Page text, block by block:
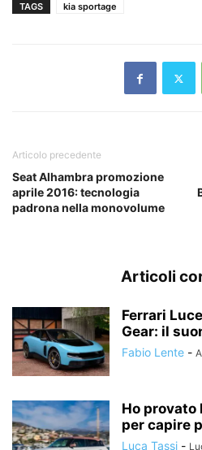
TAGS kia sportage
Articolo precedente
Seat Alhambra promozione
aprile 2016: tecnologia
padrona nella monovolume
Articoli
Ferrari
Gear: il
Fabio Lente -
Ho provato
per capire
Luca Tassi -